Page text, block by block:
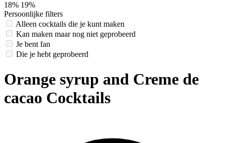
18% 19%
Persoonlijke filters
Alleen cocktails die je kunt maken
Kan maken maar nog niet geprobeerd
Je bent fan
Die je hebt geprobeerd
Orange syrup and Creme de
cacao Cocktails